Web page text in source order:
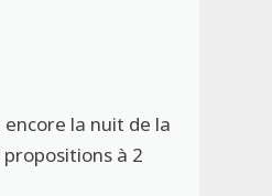
la nuit de la
à 2